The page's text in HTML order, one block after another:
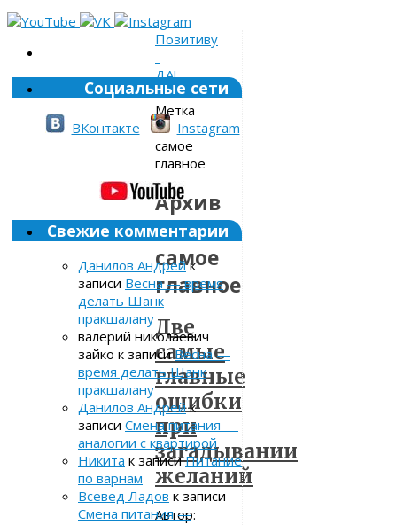
Позитиву
-
ДА!
»
Метка
»
самое
главное
Архив
метки:
самое
главное
Две
самые
главные
ошибки
при
загадывании
желаний
Автор:
Социальные сети
ВКонтакте Instagram
Свежие комментарии
Данилов Андрейк
записи Весна — время
делать Шанк
пракшалану
валерий николаевич
зайко к записиВесна —
время делать Шанк
пракшалану
Данилов Андрейк
записи Смена питания —
аналогии с квартирой
Никита к записиПитание
по варнам
Всевед Ладов к записи
Смена питания —